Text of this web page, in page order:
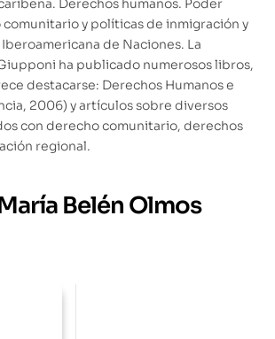
Derechos humanos. Poder
y políticas de inmigración y
de Naciones. La
ha publicado numerosos libros,
destacarse: Derechos Humanos e
2006) y artículos sobre diversos
con derecho comunitario, derechos
regional.
Belén Olmos